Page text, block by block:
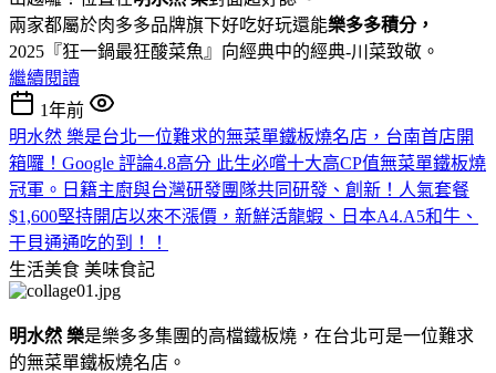
兩家都屬於肉多多品牌旗下好吃好玩還能樂多多積分，
2025『狂一鍋最狂酸菜魚』向經典中的經典-川菜致敬。
繼續閱讀
1年前
明水然 樂是台北一位難求的無菜單鐵板燒名店，台南首店開
箱囉！Google 評論4.8高分 此生必嚐十大高CP值無菜單鐵板燒
冠軍。日籍主廚與台灣研發團隊共同研發、創新！人氣套餐
$1,600堅持開店以來不漲價，新鮮活龍蝦、日本A4.A5和牛、
干貝通通吃的到！！
生活美食 美味食記
明水然 樂是樂多多集團的高檔鐵板燒，在台北可是一位難求
的無菜單鐵板燒名店。